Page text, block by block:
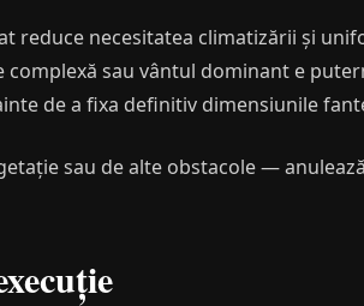
reduce necesitatea climatizării și
sau vântul dominant e
de a fixa definitiv dimensiunile
sau de alte obstacole —